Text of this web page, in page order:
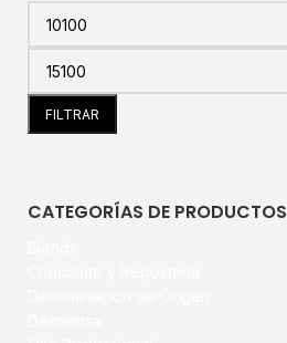
FILTRAR
CATEGORÍAS DE PRODUCTOS